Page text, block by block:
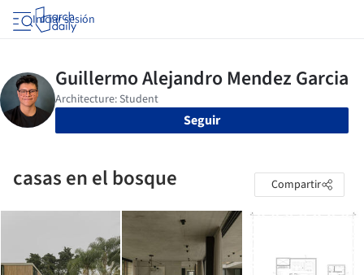
Iniciar sesión
Seguir
casas en el bosque Compartir